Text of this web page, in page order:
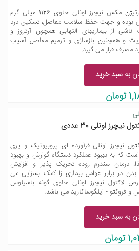
قرص کارتیژن مکس نیچرز اونلی حاوی 1126 میلی گرم
بوده و جهت حفظ سلامت مفاصل، تسکین درد
ناشی از بیماریهای التهابی همچون آرتروز و
و همچنین بازسازی و ترمیم مفاصل آسیب
مصرف قرار می گیرد.
به سبد خرید
اونلی 30 عددی
نیچرز اونلی فرآورده ای پروبیوتیک و پری
که به بهبود عملکرد دستگاه گوارش و بهبود
درمان سندرم روده تحریک پذیر و افزایش
در برابر عوامل بیماری زا کمک بسزایی می
لاکتول نیچرز اونلی حاوی گونه باسیلوس
و فروکتو - ایلگوساکارید می باشد.
به سبد خرید